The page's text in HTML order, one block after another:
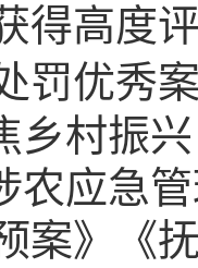
得高度
罚优秀
乡村振
农应急
案》《